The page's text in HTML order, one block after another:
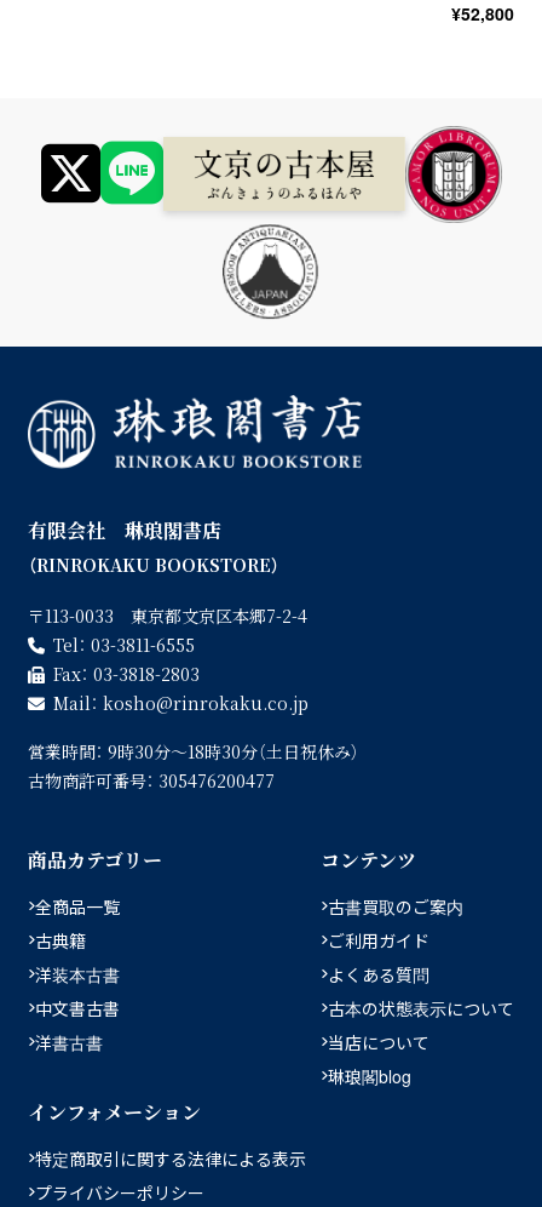
¥52,800
有限会社 琳琅閣書店
（RINROKAKU BOOKSTORE）
〒113-0033 東京都文京区本郷7-2-4
Tel： 03-3811-6555
Fax： 03-3818-2803
Mail： kosho
rinrokaku.co.jp
営業時間： 9時30分〜18時30分（土日祝休み）
古物商許可番号： 305476200477
商品カテゴリー
全商品一覧
古典籍
洋装本古書
中文書古書
洋書古書
コンテンツ
古書買取のご案内
ご利用ガイド
よくある質問
古本の状態表示について
当店について
琳琅閣blog
インフォメーション
特定商取引に関する法律による表示
プライバシーポリシー